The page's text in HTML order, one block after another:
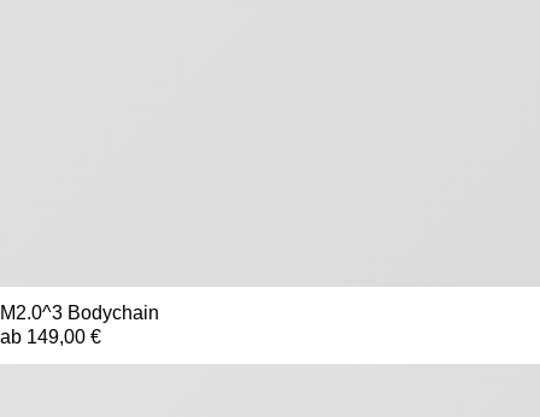
M2.0^3 Bodychain
ab 149,00 €